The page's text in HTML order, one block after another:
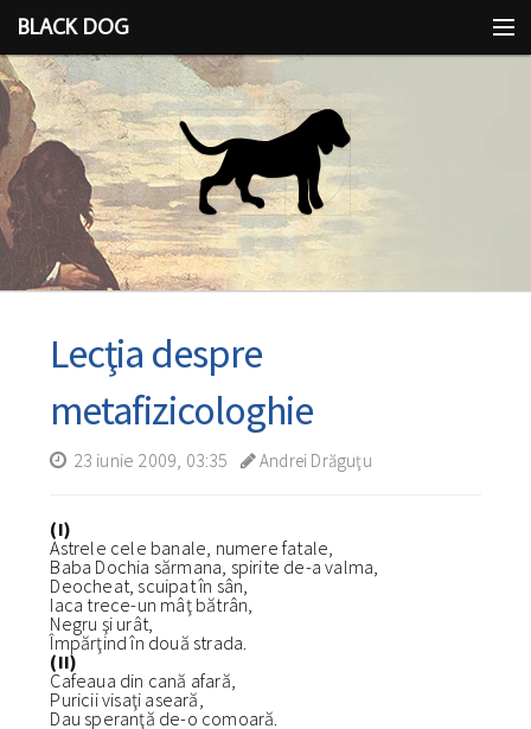
BLACK DOG
IDEEA
CU LIMBA SCOASĂ
Lecţia despre
metafizicologhie
23 iunie 2009, 03:35 Andrei Drăguţu
(I)
Astrele cele banale, numere fatale,
Baba Dochia sărmana, spirite de-a valma,
Deocheat, scuipat în sân,
Iaca trece-un mâţ bătrân,
Negru şi urât,
Împărţind în două strada.
(II)
Cafeaua din cană afară,
Puricii visaţi aseară,
Dau speranţă de-o comoară.